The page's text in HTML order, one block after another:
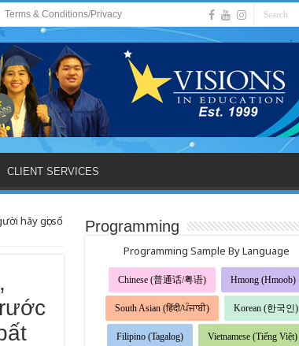
Terms & Conditions/Privacy
CLIENT SERVICES
hãy gọi số
Programming
Programming Sample By Language
Chinese (普通话/粤语) Hmong (Hmoob)
South Asian (हिंदी/ਪੰਜਾਬੀ) Korean (한국인)
Filipino (Tagalog) Vietnamese (Tiếng Việt)